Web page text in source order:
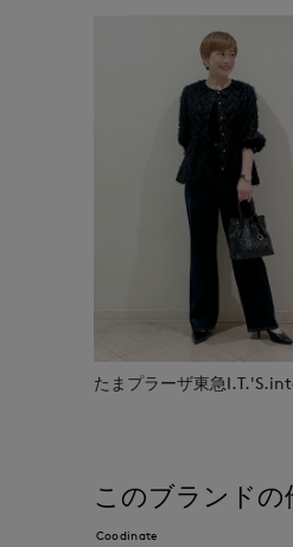
このブランドの
Coodinate